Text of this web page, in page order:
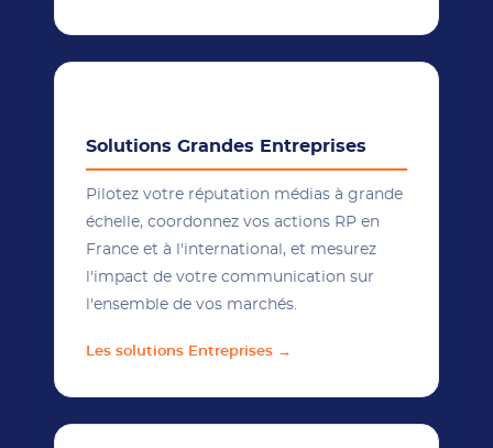
Solutions Grandes Entreprises
Pilotez votre réputation médias à grande
échelle, coordonnez vos actions RP en
France et à l'international, et mesurez
l'impact de votre communication sur
l'ensemble de vos marchés.
Les solutions Entreprises →